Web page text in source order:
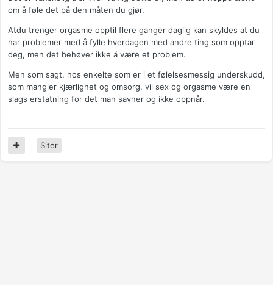
om å føle det på den måten du gjør.
Atdu trenger orgasme opptil flere ganger daglig kan skyldes at du
har problemer med å fylle hverdagen med andre ting som opptar
deg, men det behøver ikke å være et problem.
Men som sagt, hos enkelte som er i et følelsesmessig underskudd,
som mangler kjærlighet og omsorg, vil sex og orgasme være en
slags erstatning for det man savner og ikke oppnår.
Siter